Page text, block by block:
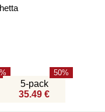
5-pack
35.49 €
50